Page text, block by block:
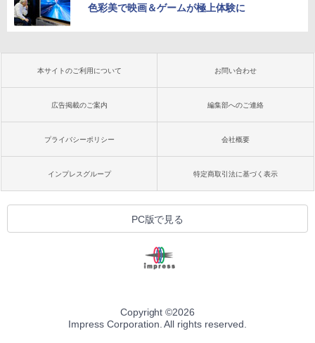
色彩美で映画＆ゲームが極上体験に
本サイトのご利用について お問い合わせ
広告掲載のご案内 編集部へのご連絡
プライバシーポリシー 会社概要
インプレスグループ 特定商取引法に基づく表示
PC版で見る
Copyright ©2026
Impress Corporation. All rights reserved.